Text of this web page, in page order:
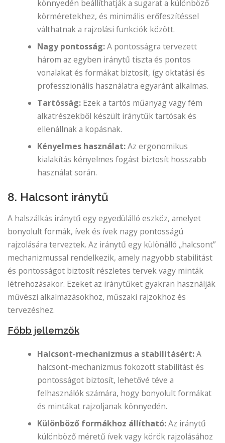
könnyedén beállíthatják a sugarat a különböző
körméretekhez, és minimális erőfeszítéssel
válthatnak a rajzolási funkciók között.
Nagy pontosság:A pontosságra tervezett
három az egyben iránytű tiszta és pontos
vonalakat és formákat biztosít, így oktatási és
professzionális használatra egyaránt alkalmas.
Tartósság: Ezek a tartós műanyag vagy fém
alkatrészekből készült iránytűk tartósak és
ellenállnak a kopásnak.
Kényelmes használat:Az ergonomikus
kialakítás kényelmes fogást biztosít hosszabb
használat során.
8. Halcsont iránytű
A halszálkás iránytű egy egyedülálló eszköz, amelyet
bonyolult formák, ívek és ívek nagy pontosságú
rajzolására terveztek. Az iránytű egy különálló „halcsont”
mechanizmussal rendelkezik, amely nagyobb stabilitást
és pontosságot biztosít részletes tervek vagy minták
létrehozásakor. Ezeket az iránytűket gyakran használják
művészi alkalmazásokhoz, műszaki rajzokhoz és
tervezéshez.
Főbb jellemzők
Halcsont-mechanizmus a stabilitásért:A
halcsont-mechanizmus fokozott stabilitást és
pontosságot biztosít, lehetővé téve a
felhasználók számára, hogy bonyolult formákat
és mintákat rajzoljanak könnyedén.
Különböző formákhoz állítható:Az iránytű
különböző méretű ívek vagy körök rajzolásához